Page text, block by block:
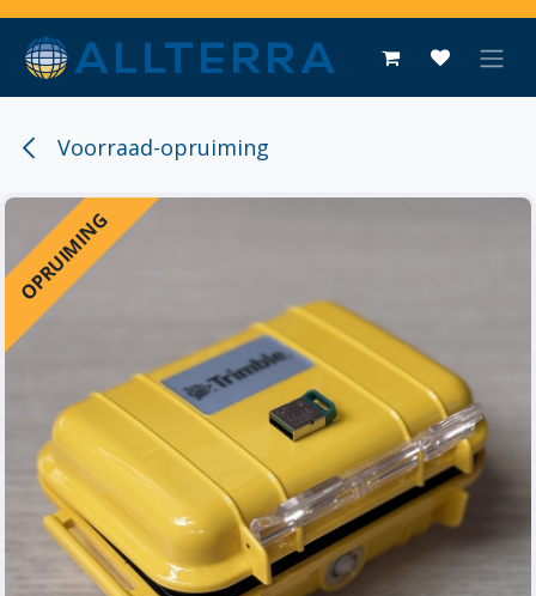
Overslaan naar inhoud
Voorraad-opruiming
OPRUIMING